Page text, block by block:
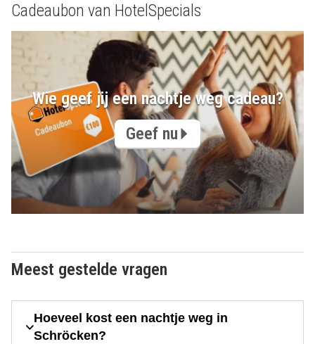
Cadeaubon van HotelSpecials
Wie geef jij een nachtje weg cadeau?
Geef nu
Meest gestelde vragen
Hoeveel kost een nachtje weg in
Schröcken?